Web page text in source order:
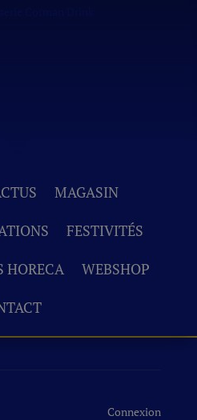
MAGASIN
FESTIVITÉS
HORECA
WEBSHOP
Connexion